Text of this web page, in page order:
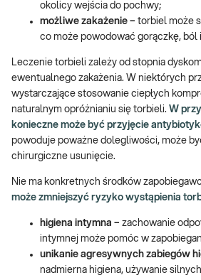
okolicy wejścia do pochwy;
możliwe zakażenie – torbiel może
co może powodować gorączkę, ból
Leczenie torbieli zależy od stopnia
ewentualnego zakażenia. W niektórych
wystarczające stosowanie ciepłych
naturalnym opróżnianiu się torbieli. W
konieczne może być przyjęcie
powoduje poważne dolegliwości, może
chirurgiczne usunięcie.
Nie ma konkretnych środków
może zmniejszyć ryzyko wystąpienia
higiena intymna – zachowanie
intymnej może pomóc w
unikanie agresywnych zabiegów
nadmierna higiena, używanie